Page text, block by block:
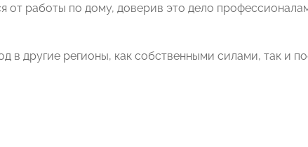
от работы по дому, доверив это дело
в другие регионы, как собственными силами, так и